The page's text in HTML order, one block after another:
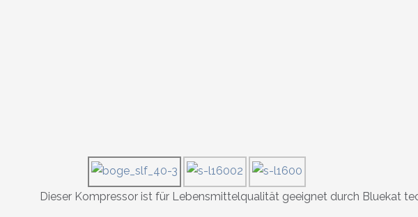
Dieser Kompressor ist für Lebensmittelqualität geeignet durch Bluekat